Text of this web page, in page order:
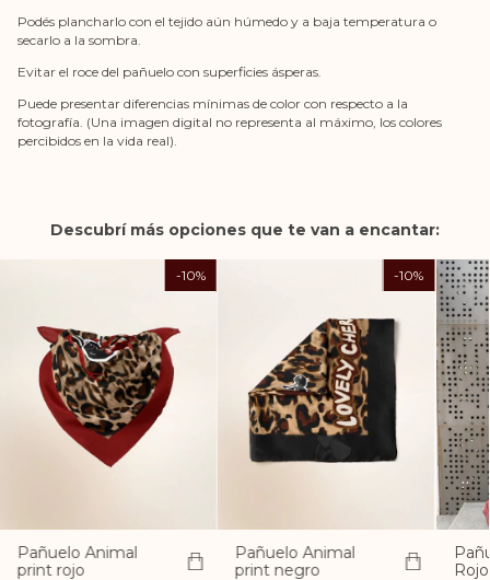
Podés plancharlo con el tejido aún húmedo y a baja temperatura o
secarlo a la sombra.
Evitar el roce del pañuelo con superficies ásperas.
Puede presentar diferencias mínimas de color con respecto a la
fotografía. (Una imagen digital no representa al máximo, los colores
percibidos en la vida real).
Descubrí más opciones que te van a encantar:
-10%
Pañuelo Animal
print rojo
-10%
Pañuelo Animal
print negro
Rojo